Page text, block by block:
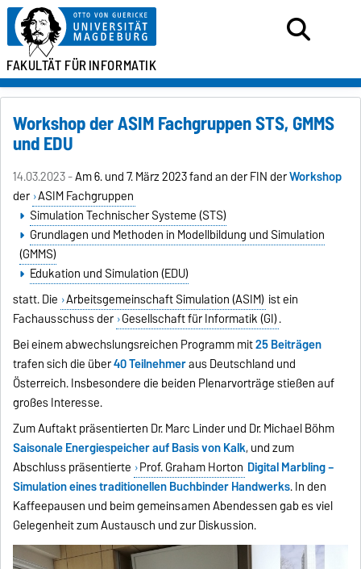
FAKULTÄT FÜRINFORMATIK
Workshop der ASIM Fachgruppen STS, GMMS
und EDU
14.03.2023 -Am 6. und 7. März 2023 fand an der FIN derWorkshop
der ASIM Fachgruppen
Simulation Technischer Systeme (STS)
Grundlagen und Methoden in Modellbildung und Simulation
(GMMS)
Edukation und Simulation (EDU)
statt. Die Arbeitsgemeinschaft Simulation (ASIM) ist ein
Fachausschuss der Gesellschaft für Informatik (GI).
Bei einem abwechslungsreichen Programm mit25 Beiträgen
trafen sich die über40 Teilnehmeraus Deutschland und
Österreich. Insbesondere die beiden Plenarvorträge stießen auf
großes Interesse.
Zum Auftakt präsentierten Dr. Marc Linder und Dr. Michael Böhm
Saisonale Energiespeicher auf Basis von Kalk, und zum
Abschluss präsentierte Prof. Graham Horton Digital Marbling –
Simulation eines traditionellen Buchbinder Handwerks. In den
Kaffeepausen und beim gemeinsamen Abendessen gab es viel
Gelegenheit zum Austausch und zur Diskussion.